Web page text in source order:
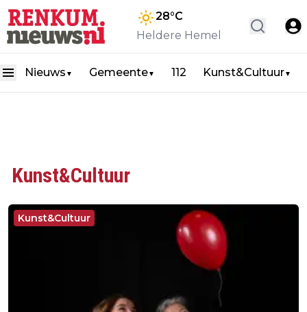
28°C
Heldere Hemel
Nieuws ▼ Gemeente▼ 112 Kunst&Cultuur▼
Kunst&Cultuur
Kunst&Cultuur